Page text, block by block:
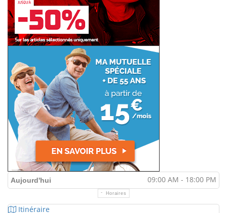
Aujourd'hui 09:00 AM - 18:00 PM
Horaires
Itinéraire